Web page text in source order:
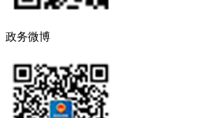
政务微博